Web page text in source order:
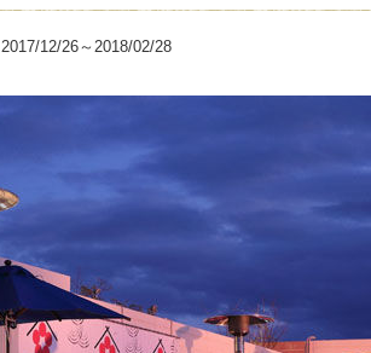
2017/12/26～2018/02/28